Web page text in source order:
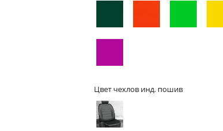
Цвет чехлов инд. пошив